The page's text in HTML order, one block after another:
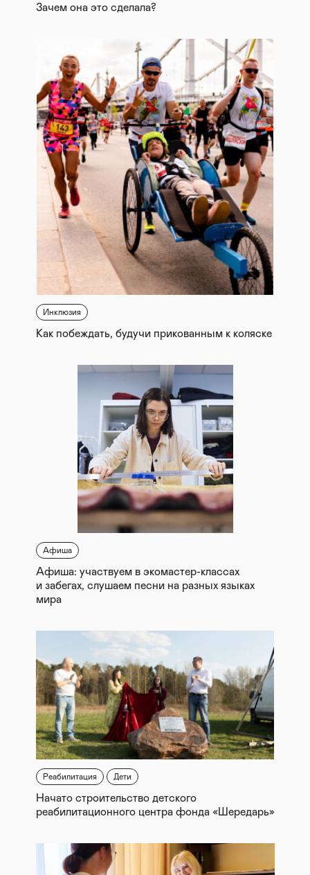
Зачем она это сделала?
Инклюзия
Как побеждать, будучи прикованным к коляске
Афиша
Афиша: участвуем в экомастер-классах
и забегах, слушаем песни на разных языках
мира
Реабилитация Дети
Начато строительство детского
реабилитационного центра фонда «Шередарь»